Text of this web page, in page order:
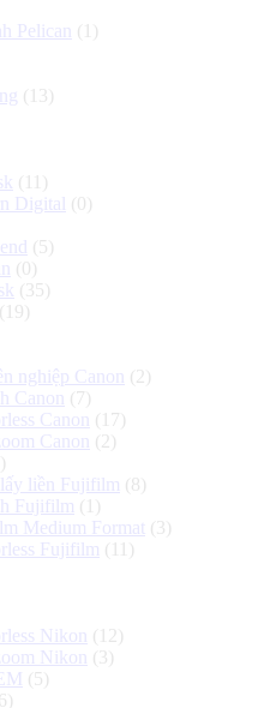
Pelican
(1)
(13)
(11)
Digital (0)
(5)
(0)
(35)
(19)
nghiệp Canon
(2)
Canon
(7)
Canon
(17)
Canon
(2)
liền Fujifilm (8)
Fujifilm (1)
Medium Format (3)
Fujifilm (11)
Nikon
(12)
Nikon
(3)
(5)